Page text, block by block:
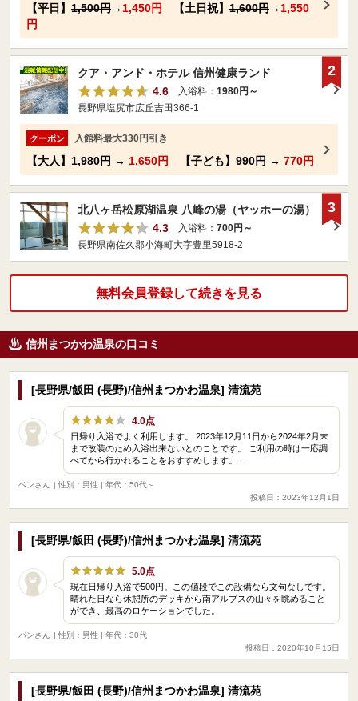
【平日】 1,500円→ 1,450円 【土日祝】 1,600円→ 1,550
円
クア・アンド・ホテル 信州健康ランド
4.6
入浴料： 1980円～
長野県塩尻市広丘吉田366-1
クーポン 入館料最大330円引き
【大人】 1,980円 → 1,650円 【子ども】 990円 → 770円
2
北八ヶ岳松原湖温泉 八峰の湯（ヤッホーの湯）
4.3
入浴料： 700円～
長野県南佐久郡小海町大字豊里5918-2
3
無料会員登録して続きを見る
信州まつかわ温泉の口コミ
[長野県/飯田 (長野)/信州まつかわ温泉] 清流苑
4.0点
日帰り入浴でよく利用します。 2023年12月11日から2024年2月末
まで改装のため入浴出来ないとのことです。 ご利用の時は一応調
べてから行かれることをおすすめします。…
ベンさん
| 性別：男性 | 年代：50代～
投稿日：2023年12月1日
[長野県/飯田 (長野)/信州まつかわ温泉] 清流苑
5.0点
現在日帰り入浴で500円。この値段でこの設備なら文句なしです。
晴れた日なら休憩所のデッキから南アルプスの山々を眺めること
ができ、最高のロケーションでした。
パンさん
| 性別：男性 | 年代：30代
投稿日：2020年10月15日
[長野県/飯田 (長野)/信州まつかわ温泉] 清流苑